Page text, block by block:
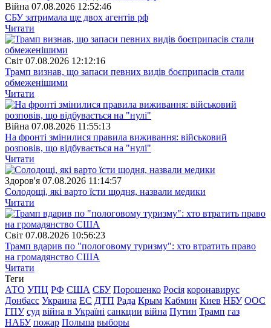
Війна 07.08.2026 12:52:46
СБУ затримала ще двох агентів рф
Читати
Свiт 07.08.2026 12:12:16
Трамп визнав, що запаси певних видів боєприпасів стали
обмеженішими
Читати
Війна 07.08.2026 11:55:13
На фронті змінилися правила виживання: військовий
розповів, що відбувається на "нулі"
Читати
Здоров'я 07.08.2026 11:14:57
Солодощі, які варто їсти щодня, назвали медики
Читати
Свiт 07.08.2026 10:56:23
Трамп вдарив по "пологовому туризму": хто втратить право
на громадянство США
Читати
Теги
АТО УПЦ РФ США СБУ Порошенко Росія коронавирус
Донбасс Украина ЕС ДТП Рада Крым Кабмин Киев НБУ ООС
ГПУ суд війна в Україні санкции війна Путин Трамп газ
НАБУ пожар Польша выборы